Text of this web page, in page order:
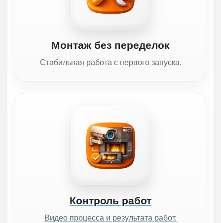
Монтаж без переделок
Стабильная работа с первого запуска.
Контроль работ
Видео процесса и результата работ.